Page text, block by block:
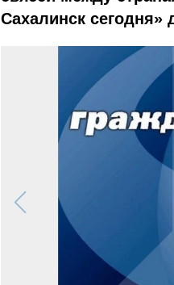
Сахалинск сегодня»